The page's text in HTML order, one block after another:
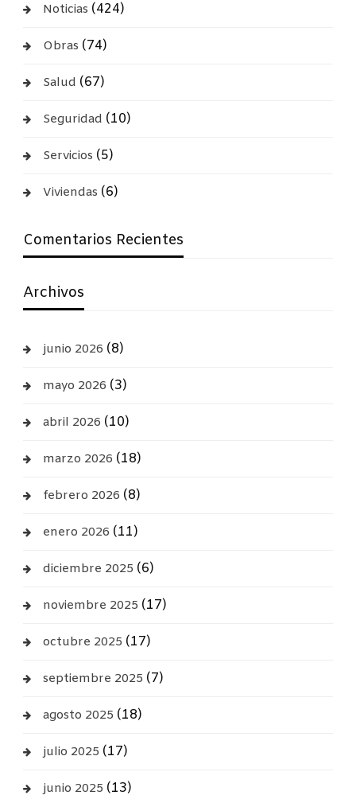
Noticias (424)
Obras (74)
Salud (67)
Seguridad (10)
Servicios (5)
Viviendas (6)
Comentarios Recientes
Archivos
junio 2026 (8)
mayo 2026 (3)
abril 2026 (10)
marzo 2026 (18)
febrero 2026 (8)
enero 2026 (11)
diciembre 2025 (6)
noviembre 2025 (17)
octubre 2025 (17)
septiembre 2025 (7)
agosto 2025 (18)
julio 2025 (17)
junio 2025 (13)